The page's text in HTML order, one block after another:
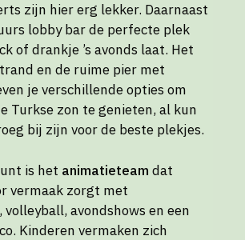
zijn hier erg lekker. Daarnaast
lobby bar de perfecte plek
of drankje ’s avonds laat. Het
en de ruime pier met
je verschillende opties om
Turkse zon te genieten, al kun
bij zijn voor de beste plekjes.
is het animatieteam dat
vermaak zorgt met
avondshows en een
Kinderen vermaken zich